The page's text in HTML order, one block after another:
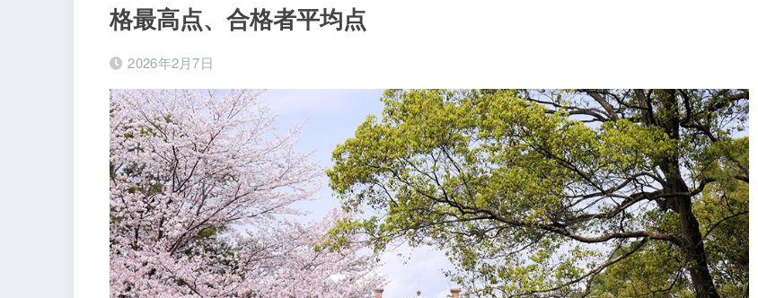
格最高点、合格者平均点
2026年2月7日